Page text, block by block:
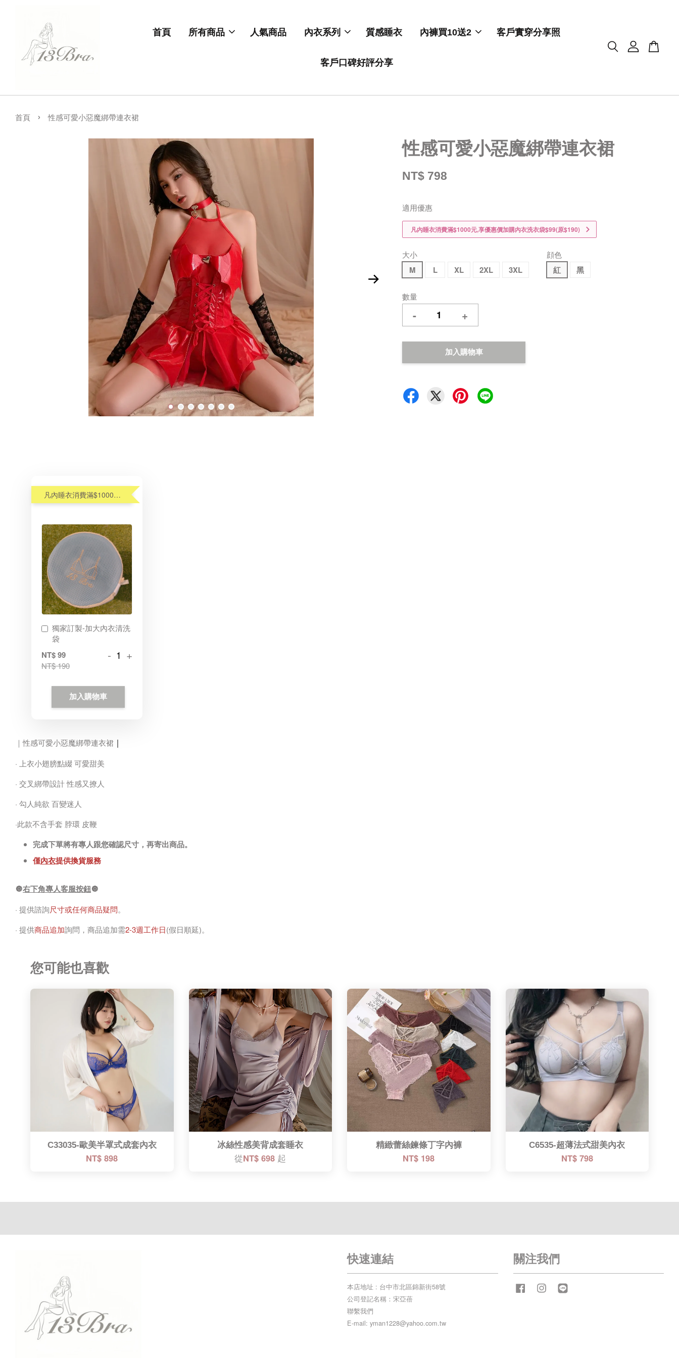
首頁 所有商品 人氣商品 內衣系列 質感睡衣 內褲買10送2 客戶實穿分享照
客戶口碑好評分享
首頁 › 性感可愛小惡魔綁帶連衣裙
性感可愛小惡魔綁帶連衣裙
NT$ 798
適用優惠
凡內睡衣消費滿$1000元,享優惠價加購內衣洗衣袋$99(原$190)
大小
M L XL 2XL 3XL
顔色
紅 黑
數量
- +
加入購物車
凡內睡衣消費滿$1000元,享優惠價加購內衣洗衣袋$99(原$190)
獨家訂製-加大內衣清洗
袋
NT$ 99
NT$ 190
- +
加入購物車
｜性感可愛小惡魔綁帶連衣裙 ｜
· 上衣小翅膀點綴 可愛甜美
· 交叉綁帶設計 性感又撩人
· 勾人純欲 百變迷人
·此款不含手套 脖環 皮鞭
完成下單將有專人跟您確認尺寸，再寄出商品。
僅內衣提供換貨服務
🔘右下角專人客服按鈕🔘
· 提供諮詢尺寸或任何商品疑問。
· 提供商品追加詢問，商品追加需2-3週工作日(假日順延)。
您可能也喜歡
C33035-歐美半罩式成套內衣
NT$ 898
冰絲性感美背成套睡衣
從NT$ 698 起
精緻蕾絲鍊條丁字內褲
NT$ 198
C6535-超薄法式甜美內衣
NT$ 798
快速連結
本店地址 : 台中市北區錦新街58號
公司登記名稱：宋亞蓓
聯繫我們
E-mail: yman1228@yahoo.com.tw
關注我們
Facebook Instagram